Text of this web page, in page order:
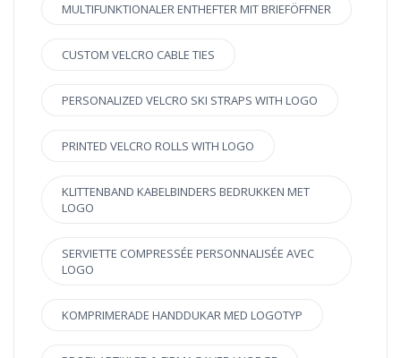
MULTIFUNKTIONALER ENTHEFTER MIT BRIEFÖFFNER
CUSTOM VELCRO CABLE TIES
PERSONALIZED VELCRO SKI STRAPS WITH LOGO
PRINTED VELCRO ROLLS WITH LOGO
KLITTENBAND KABELBINDERS BEDRUKKEN MET
LOGO
SERVIETTE COMPRESSÉE PERSONNALISÉE AVEC
LOGO
KOMPRIMERADE HANDDUKAR MED LOGOTYP